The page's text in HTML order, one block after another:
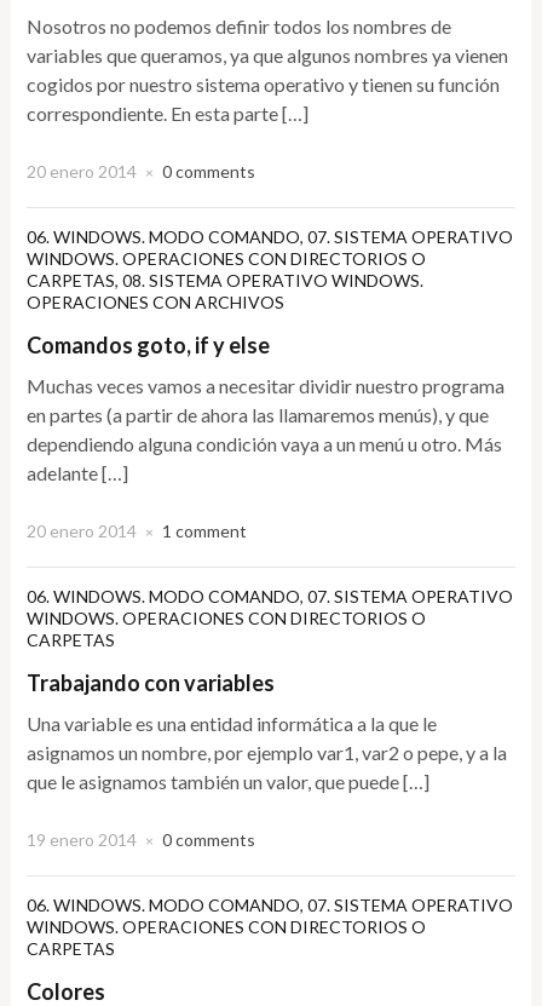
Nosotros no podemos definir todos los nombres de
variables que queramos, ya que algunos nombres ya vienen
cogidos por nuestro sistema operativo y tienen su función
correspondiente. En esta parte […]
20 enero 2014 × 0 comments
06. WINDOWS. MODO COMANDO,07. SISTEMA OPERATIVO
WINDOWS. OPERACIONES CON DIRECTORIOS O
CARPETAS,08. SISTEMA OPERATIVO WINDOWS.
OPERACIONES CON ARCHIVOS
Comandos goto, if y else
Muchas veces vamos a necesitar dividir nuestro programa
en partes (a partir de ahora las llamaremos menús), y que
dependiendo alguna condición vaya a un menú u otro. Más
adelante […]
20 enero 2014 × 1 comment
06. WINDOWS. MODO COMANDO,07. SISTEMA OPERATIVO
WINDOWS. OPERACIONES CON DIRECTORIOS O
CARPETAS
Trabajando con variables
Una variable es una entidad informática a la que le
asignamos un nombre, por ejemplo var1, var2 o pepe, y a la
que le asignamos también un valor, que puede […]
19 enero 2014 × 0 comments
06. WINDOWS. MODO COMANDO,07. SISTEMA OPERATIVO
WINDOWS. OPERACIONES CON DIRECTORIOS O
CARPETAS
Colores